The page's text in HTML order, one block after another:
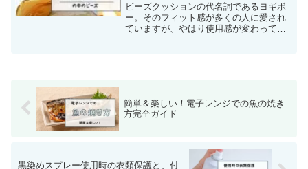
ビーズクッションの代名詞であるヨギボ
ー。そのフィット感が多くの人に愛され
ていますが、やはり使用感が変わってく
簡単＆楽しい！電子レンジでの魚の焼き
方完全ガイド
黒染めスプレー使用時の衣類保護と、付